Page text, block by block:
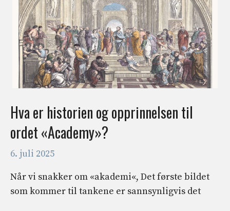
Hva er historien og opprinnelsen til
ordet «Academy»?
6. juli 2025
Når vi snakker om «akademi«, Det første bildet
som kommer til tankene er sannsynligvis det